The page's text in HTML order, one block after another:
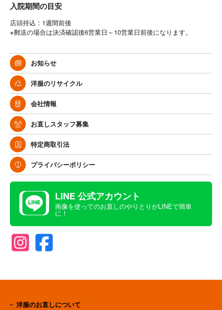
入院期間の目安
店頭持込：1週間前後
※郵送の場合は決済確認後6営業日～10営業日前後になります。
お知らせ
洋服のリサイクル
会社情報
お直しスタッフ募集
特定商取引法
プライバシーポリシー
LINE 公式アカウント
画像を使ってのお直しのやりとりがLINEで簡単
に！
洋服のお直しについて